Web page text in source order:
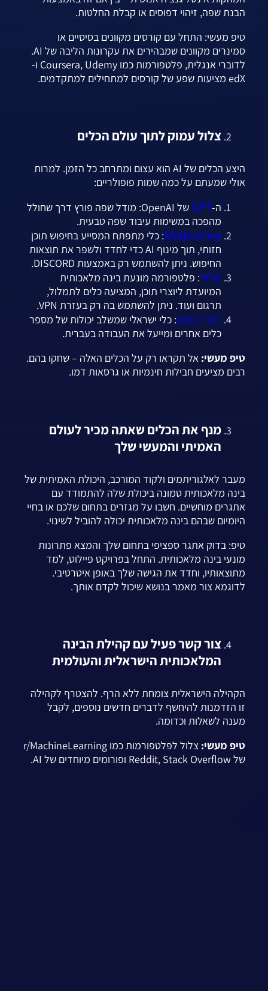
הבנת שפה, זיהוי דפוסים או קבלת החלטות.
טיפ מעשי: התחל עם קורסים מקוונים בסיסיים או
סמינרים מקוונים שמבהירים את עקרונות הליבה של AI.
לדוברי אנגלית, פלטפורמות כמו Coursera, Udemy ו-
edX מציעות שפע של קורסים למתחילים למתקדמים.
צלול עמוק לתוך עולם הכלים
היצע הכלים של AI הוא עצום ומתרחב כל הזמן. למרות
אולי שמעתם על כמה שמות פופולריים:
ה-GPT
של OpenAI: מודל שפה פורץ דרך שחולל
מהפכה במשימות עיבוד שפה טבעית.
MidJourney: כלי מתפתח המסייע בחיפוש תוכן
חזותי, תוך מינוף AI כדי לחדד ולשפר את תוצאות
החיפוש. ניתן להשתמש רק באמצעות DISCORD.
קלוד: פלטפורמה מונעת בינה מלאכותית
המיועדת ליוצרי תוכן, המציעה כלים לתמלול,
תרגום ועוד. ניתן להשתמש בה רק בעזרת VPN.
רובי הבוט: כלי ישראלי שמשלב יכולות של מספר
כלים אחרים ומייעל את העבודה בעברית.
טיפ מעשי: אל תקראו רק על הכלים האלה – שחקו בהם.
רבים מציעים חבילות חינמיות או גרסאות דמו.
מנף את הכלים שאתה מכיר לעולם
האמיתי והמעשי שלך
מעבר לאלגוריתמים ולקוד המורכב, היכולת האמיתית של
בינה מלאכותית טמונה ביכולת שלה להתמודד עם
אתגרים מוחשיים. חשבו על מגזרים בתחום שלכם או בחיי
היומיום שבהם בינה מלאכותית יכולה להוביל לשינוי.
טיפ: בדוק אתגר ספציפי בתחום שלך והמצא פתרונות
מונעי בינה מלאכותית. התחל בפרויקט פיילוט, למד
מתוצאותיו, וחדד את הגישה שלך באופן איטרטיבי.
לדוגמא צור מאמר בנושא שיכול לקדם אותך.
צור קשר פעיל עם קהילת הבינה
המלאכותית הישראלית והעולמית
הקהילה הישראלית צומחת ללא הרף. להצטרף לקהילה
זו הזדמנות להיחשף לדברים חדשים נוספים, לקבל
מענה לשאלות וכדומה.
טיפ מעשי:
צלול לפלטפורמות כמו r/MachineLearning
של Reddit, Stack Overflow ופורומים מיוחדים של AI.